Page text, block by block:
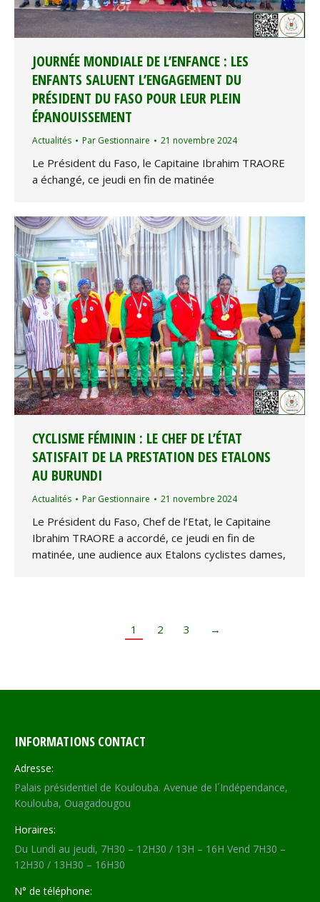
JOURNÉE MONDIALE DE L’ENFANCE : LES
ENFANTS SALUENT L’ENGAGEMENT DU
PRÉSIDENT DU FASO POUR LEUR PLEIN
ÉPANOUISSEMENT
Actualités Par Gestionnaire 21 novembre 2024
Le Président du Faso, le Capitaine Ibrahim TRAORE
a échangé, ce jeudi en fin de matinée
CYCLISME FÉMININ : LE CHEF DE L’ÉTAT
SATISFAIT DE LA PRESTATION DES ETALONS
AU BURUNDI
Actualités Par Gestionnaire 21 novembre 2024
Le Président du Faso, Chef de l’Etat, le Capitaine
Ibrahim TRAORE a accordé, ce jeudi en fin de
matinée, une audience aux Etalons cyclistes dames,
1 2 3 →
INFORMATIONS CONTACT
Adresse:
Palais présidentiel de Koulouba. Avenue de l´Indépendance,
Koulouba, Ouagadougou
Horaires:
Du Lundi au jeudi, 7H30 – 12H30 / 13H – 16H Vend 7H30 –
12H30 / 13H30 – 16H30
N° de téléphone: